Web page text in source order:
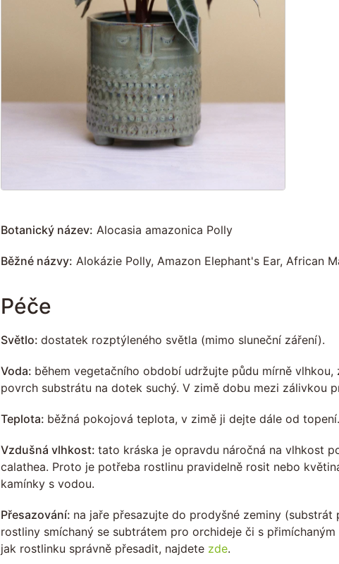
Botanický název: Alocasia amazonica Polly
Běžné názvy: Alokázie Polly, Amazon Elephant's Ear, African
Péče
Světlo:dostatek rozptýleného světla (mimo sluneční záření).
Voda: během vegetačního období udržujte půdu mírně vlhkou,
povrch substrátu na dotek suchý. V zimě dobu mezi zálivkou
Teplota: běžná pokojová teplota, v zimě ji dejte dále od topení.
Vzdušná vlhkost:tato kráska je opravdu náročná na vlhkost
calathea. Proto je potřeba rostlinu pravidelně rosit nebo
kamínky s vodou.
Přesazování: na jaře přesazujte do prodyšné zeminy (substrát
rostliny smíchaný se subtrátem pro orchideje či s
jak rostlinku správně přesadit, najdete zde.